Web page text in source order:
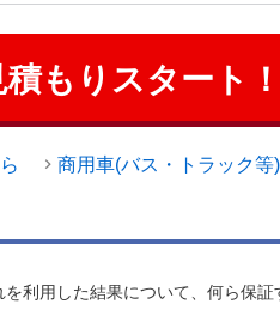
積もりスタート！
商用車(バス・トラック等
利用した結果について、何ら保証